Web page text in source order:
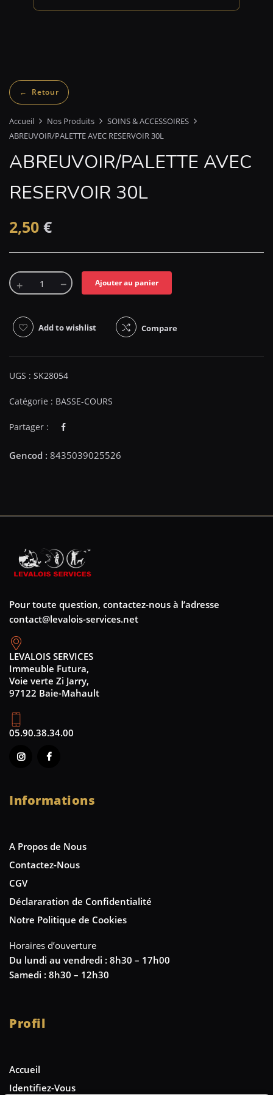
Accueil Nos Produits
SOINS & ACCESSOIRES
ABREUVOIR/PALETTE AVEC RESERVOIR 30L
ABREUVOIR/PALETTE AVEC
RESERVOIR 30L
2,50 €
Ajouter au panier
Add to wishlist Compare
UGS : SK28054
Catégorie : BASSE-COURS
Partager :
Pour toute question, contactez-nous à l’adresse
contact@levalois-services.net
LEVALOIS SERVICES
Immeuble Futura,
Voie verte Zi Jarry,
97122 Baie-Mahault
05.90.38.34.00
Informations
A Propos de Nous
Contactez-Nous
CGV
Déclararation de Confidentialité
Notre Politique de Cookies
Horaires d’ouverture
Du lundi au vendredi : 8h30 – 17h00
Samedi : 8h30 – 12h30
Profil
Accueil
Identifiez-Vous